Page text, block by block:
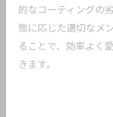
的なコーティングの
態に応じた適切なメ
ることで、効率よく
きます。